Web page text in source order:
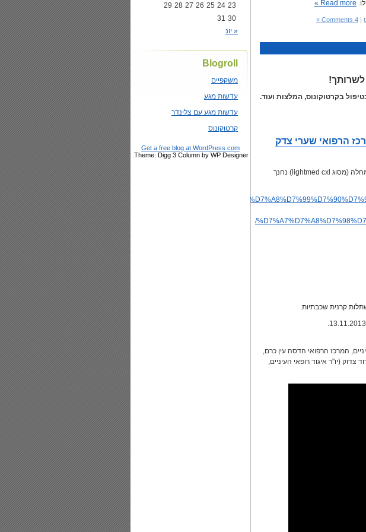
Read more »
|
4 Comments »
בקרטוקונוס, המלצות ועוד.
הרפואי שערי צדק
בשורה משמחת לחולים בקרטוקונוס; מכשיר חדש לטיפול במחלה (מסוג lightmed cxl) נחנך
//www.kolhair.co.il/
קרנית שכבתיות.
המרכז הרפואי הדסה עין כרם,
צדוק (יו"ר איגוד רופאי העיניים,
23
24
25
26
27
28
29
30
31
« יונ
Blogroll
משקפיים
עדשות מגע
עדשות מגע עם צלינדר
קרטוקונוס
Get a free blog at WordPress.com
Theme: Digg 3 Column by WP Designer.